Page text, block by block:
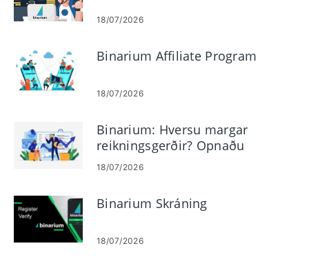
18/07/2026
Binarium Affiliate Program
18/07/2026
Binarium: Hversu margar
reikningsgerðir? Opnaðu
kynningarreikning með $10.000
18/07/2026
Binarium Skráning
18/07/2026